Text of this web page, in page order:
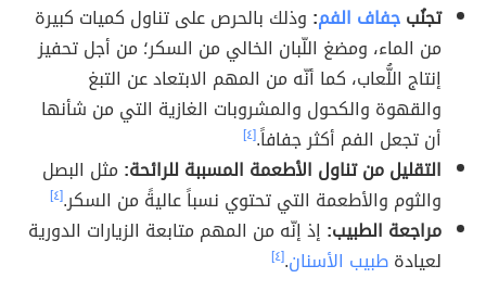
تجنُبجفاف الفم: وذلك بالحرص على تناول كميات كبيرة
من الماء، ومضغ اللّبان الخالي من السكر؛ من أجل تحفيز
إنتاج اللُّعاب، كما أنّه من المهم الابتعاد عن التبغ
والقهوة والكحول والمشروبات الغازية التي من شأنها
أن تجعل الفم أكثر جفافاً.[٤]
التقليل من تناول الأطعمة المسببة للرائحة: مثل البصل
والثوم والأطعمة التي تحتوي نسباً عاليةً من السكر.[٤]
مراجعة الطبيب: إذ إنّه من المهم متابعة الزيارات الدورية
لعيادةطبيب الأسنان.[٤]